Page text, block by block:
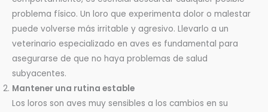
problema físico. Un loro que experimenta dolor o malestar
puede volverse más irritable y agresivo. Llevarlo a un
veterinario especializado en aves es fundamental para
asegurarse de que no haya problemas de salud
subyacentes.
Mantener una rutina estable
Los loros son aves muy sensibles a los cambios en su